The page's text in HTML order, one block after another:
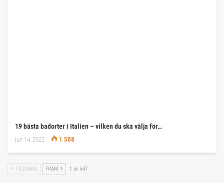
19 bästa badorter i Italien – vilken du ska välja för…
jun 14, 2022 1 508
TILLBAKA FRAM 1 av 647